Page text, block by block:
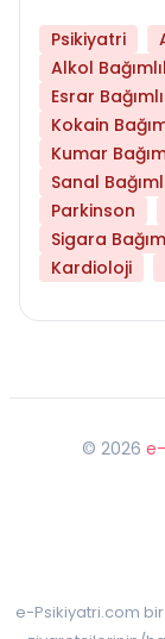
Psikiyatri
Alkol
Esrar
Kokain
Kumar
Sanal
Parkinson
Sigara
Kardioloji
© 2026
e-Psikiyatri.com bir